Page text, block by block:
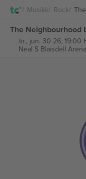
Musikk Rock
The Neighbourhood
tir., jun. 30 26, 19:00
Neal S Blaisdell